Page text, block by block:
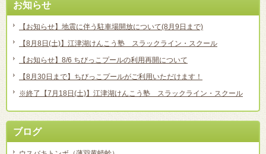
お知らせ
【お知らせ】地震に伴う駐車場開放について(8月9日まで)
【8月8日(土)】江津湖けんこう塾 スラックライン・スクール
【お知らせ】8/6 ちびっこプールの利用再開について
【8月30日まで】ちびっこプールがご利用いただけます！
※終了【7月18日(土)】江津湖けんこう塾 スラックライン・スクール
ブログ